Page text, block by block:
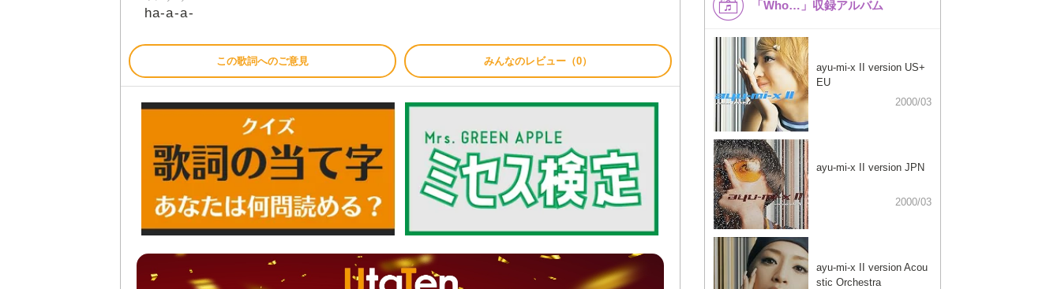
ha-a-a-
この歌詞へのご意見 みんなのレビュー（0）
「Who…」収録アルバム
ayu-mi-x II version US+
EU
2000/03
ayu-mi-x II version JPN
2000/03
ayu-mi-x II version Acou
stic Orchestra